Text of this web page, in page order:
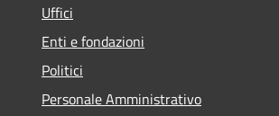
Uffici
Enti e fondazioni
Politici
Personale Amministrativo